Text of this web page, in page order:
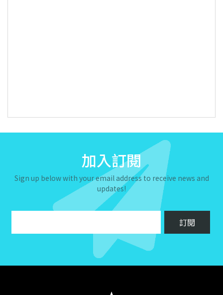
加入訂閱
Sign up below with your email address to receive news and
updates!